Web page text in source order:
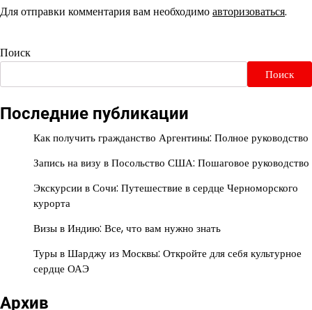
Для отправки комментария вам необходимоавторизоваться.
Поиск
Поиск
Последние публикации
Как получить гражданство Аргентины: Полное руководство
Запись на визу в Посольство США: Пошаговое руководство
Экскурсии в Сочи: Путешествие в сердце Черноморского
курорта
Визы в Индию: Все, что вам нужно знать
Туры в Шарджу из Москвы: Откройте для себя культурное
сердце ОАЭ
Архив